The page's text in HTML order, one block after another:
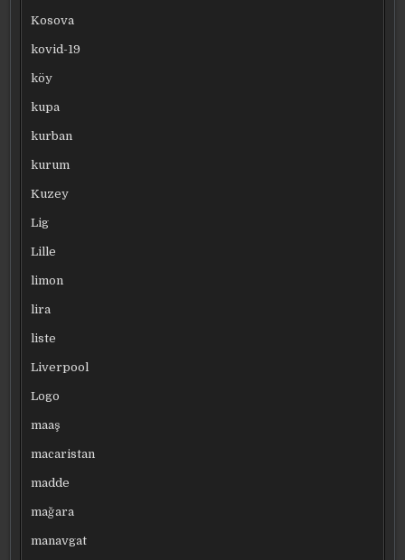
Kosova
kovid-19
köy
kupa
kurban
kurum
Kuzey
Lig
Lille
limon
lira
liste
Liverpool
Logo
maaş
macaristan
madde
mağara
manavgat